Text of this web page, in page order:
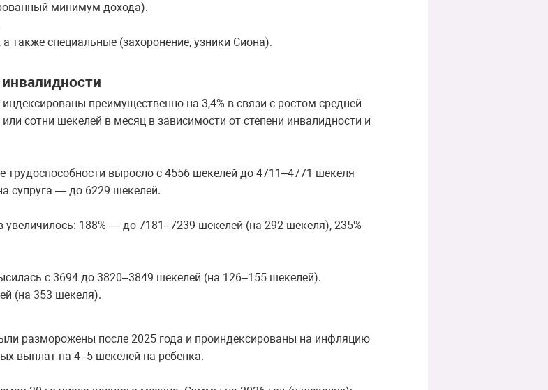
минимум дохода).
также специальные (захоронение, узники Сиона).
преимущественно на 3,4% в связи с ростом средней
сотни шекелей в месяц в зависимости от степени инвалидности и
трудоспособности выросло с 4556 шекелей до 4711–4771 шекеля
супруга — до 6229 шекелей.
188% — до 7181–7239 шекелей (на 292 шекеля), 235%
с 3694 до 3820–3849 шекелей (на 126–155 шекелей).
(на 353 шекеля).
разморожены после 2025 года и проиндексированы на инфляцию
выплат на 4–5 шекелей на ребенка.